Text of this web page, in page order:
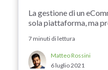
La gestione di un
sola piattaforma, ma
7 minuti di lettura
Matteo Rossini
6 luglio 2021